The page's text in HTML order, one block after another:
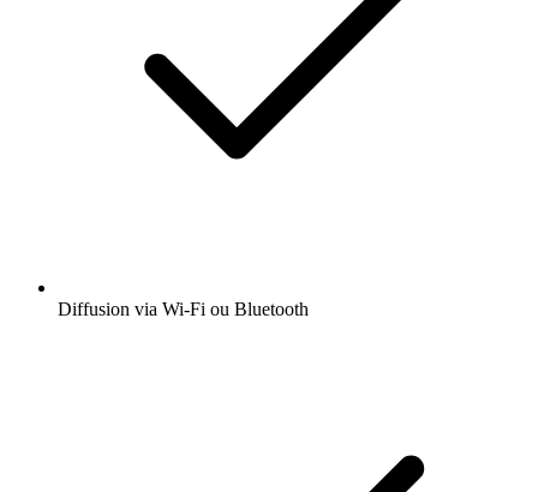
Diffusion via Wi-Fi ou Bluetooth